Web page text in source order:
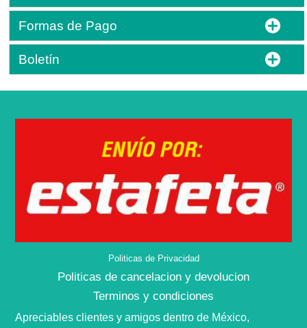
Formas de Pago
Boletín
Politicas de Privacidad
Politicas de cancelacion y devolucion
Terminos y condiciones
Apreciables clientes y amigos dentro de México,